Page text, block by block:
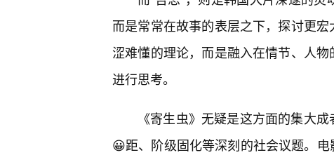
而是常常在故事的表层之下，探讨更
涩难懂的理论，而是融入在情节、人
进行思考。
《寄生虫》无疑是这方面的集大
😀距、阶级固化等深刻的社会议题。